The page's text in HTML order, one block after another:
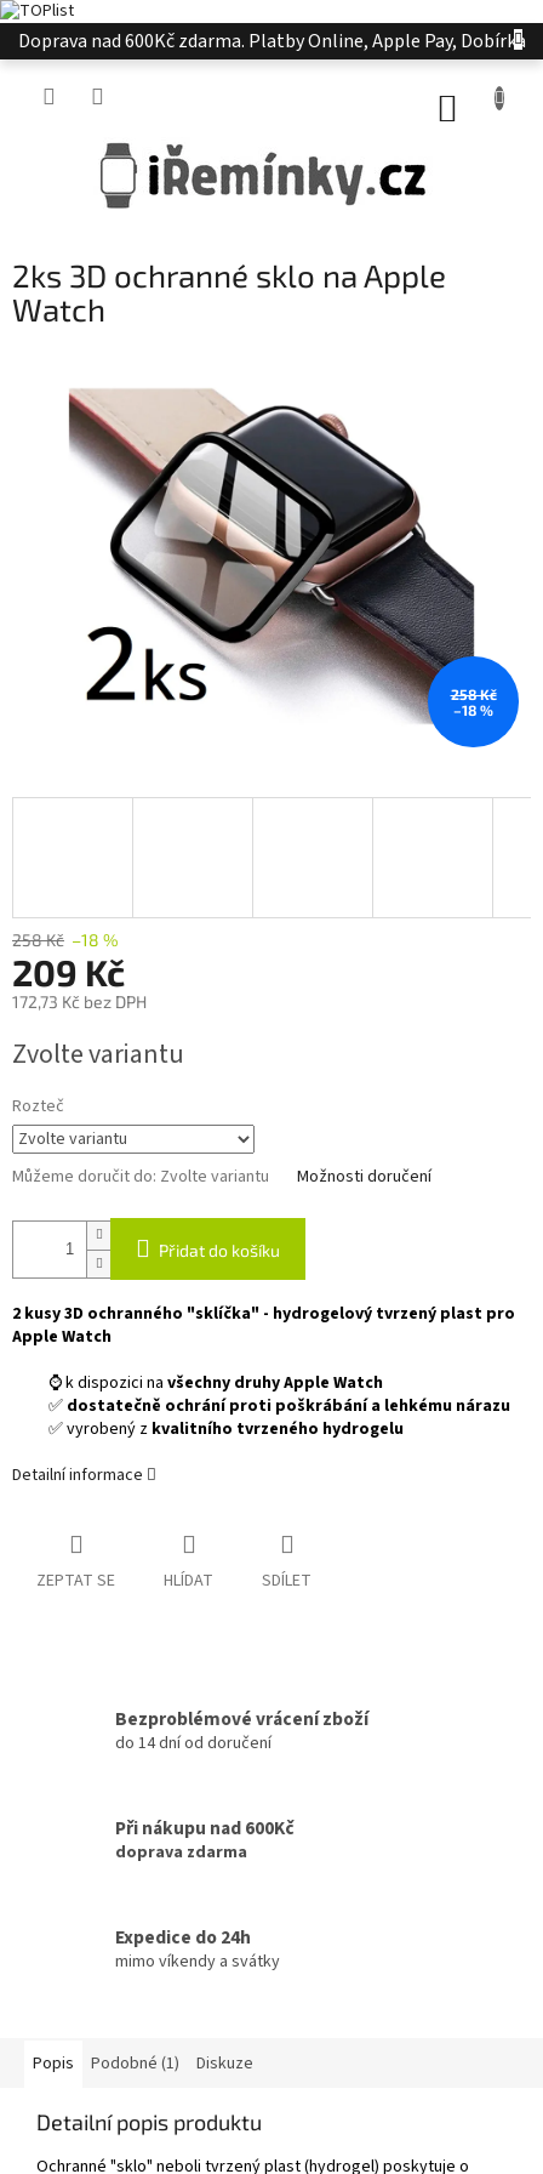
Přejít
na
Doprava nad 600Kč zdarma. Platby Online, Apple Pay, Dobírka
2ks 3D ochranné sklo na Apple
Watch
258 Kč
–18 %
258 Kč –18 %
209 Kč
172,73 Kč bez DPH
cena:
Zvolte variantu
Rozteč
Můžeme doručit do: Zvolte variantu Možnosti doručení
Přidat do košíku
2 kusy 3D ochranného "sklíčka" - hydrogelový tvrzený plast pro
Apple Watch
⌚ k dispozici na všechny druhy Apple Watch
✅ dostatečně ochrání proti poškrábání a lehkému nárazu
✅ vyrobený z kvalitního tvrzeného hydrogelu
Detailní informace
ZEPTAT SE HLÍDAT SDÍLET
Bezproblémové vrácení zboží
do 14 dní od doručení
Při nákupu nad 600Kč
doprava zdarma
Expedice do 24h
mimo víkendy a svátky
Popis Podobné (1) Diskuze
Detailní popis produktu
Ochranné "sklo" neboli tvrzený plast (hydrogel) poskytuje o